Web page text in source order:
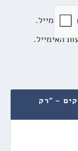
האימייל.
האימייל.
– "רק